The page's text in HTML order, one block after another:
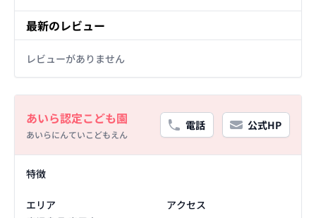
最新のレビュー
レビューがありません
あいら認定こども園
あいらにんていこどもえん
電話 公式HP
特徴
エリア
アクセス